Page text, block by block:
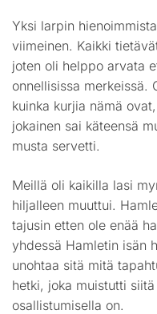
Yksi larpin
viimeinen. Kaikki
joten oli helppo arvata
onnellisissa merkeissä.
kuinka kurjia nämä
jokainen sai käteensä
musta servetti.
Meillä oli kaikilla lasi
hiljalleen muuttui.
tajusin etten ole enää
yhdessä Hamletin isän
unohtaa sitä mitä
hetki, joka muistutti
osallistumisella on.